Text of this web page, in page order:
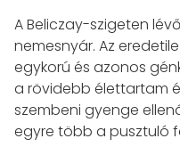
A Beliczay-szigeten
nemesnyár. Az
egykorú és azonos
a rövidebb élettartam
szembeni gyenge
egyre több a pusztuló